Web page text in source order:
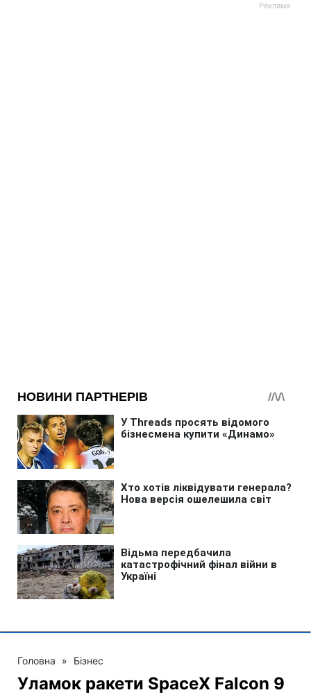
Головна » Бізнес
Уламок ракети SpaceX Falcon 9